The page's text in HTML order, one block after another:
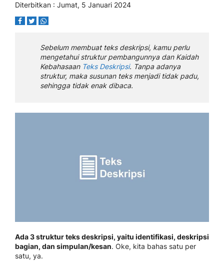
Diterbitkan : Jumat, 5 Januari 2024
Sebelum membuat teks deskripsi, kamu perlu
mengetahui struktur pembangunnya dan Kaidah
Kebahasaan Teks Deskripsi. Tanpa adanya
struktur, maka susunan teks menjadi tidak padu,
sehingga tidak enak dibaca.
Ada 3 struktur teks deskripsi, yaitu identifikasi, deskripsi
bagian, dan simpulan/kesan. Oke, kita bahas satu per
satu, ya.